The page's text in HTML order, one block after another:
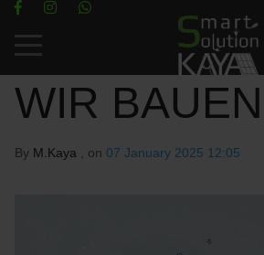
Mobile Menu Toggle
WIR
By M.Kaya , on 07 January 2025 12:05